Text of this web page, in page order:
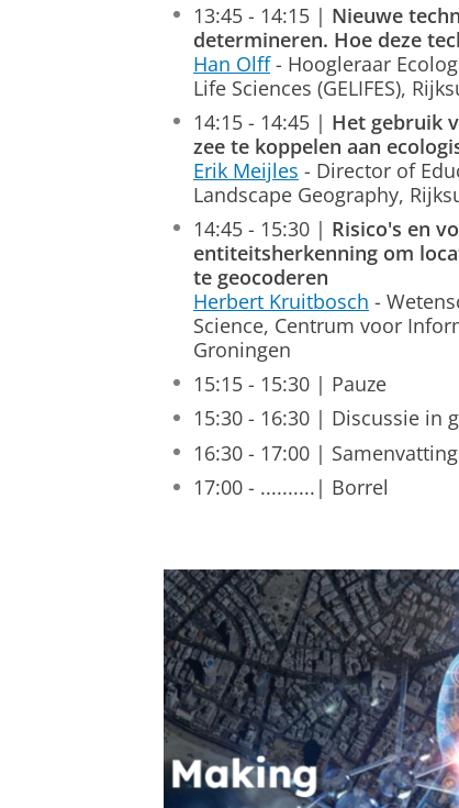
13:45 - 14:15 | Nieuwe
determineren. Hoe deze
Han Olff- Hoogleraar
Life Sciences (GELIFES),
14:15 - 14:45 | Het gebruik
zee te koppelen aan
Erik Meijles - Director of
Landscape Geography,
14:45 - 15:30 | Risico's en
entiteitsherkenning om
te geocoderen
Herbert Kruitbosch -
Science, Centrum voor
Groningen
15:15 - 15:30 | Pauze
15:30 - 16:30 | Discussie in
16:30 - 17:00 | Samenvatting
17:00 - ..........| Borrel